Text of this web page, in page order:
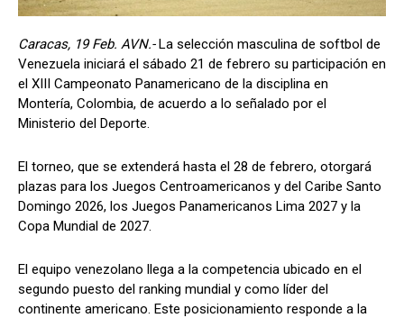
Caracas, 19 Feb. AVN.-La selección masculina de softbol de
Venezuela iniciará el sábado 21 de febrero su participación en
el XIII Campeonato Panamericano de la disciplina en
Montería, Colombia, de acuerdo a lo señalado por el
Ministerio del Deporte.
El torneo, que se extenderá hasta el 28 de febrero, otorgará
plazas para los Juegos Centroamericanos y del Caribe Santo
Domingo 2026, los Juegos Panamericanos Lima 2027 y la
Copa Mundial de 2027.
El equipo venezolano llega a la competencia ubicado en el
segundo puesto del ranking mundial y como líder del
continente americano. Este posicionamiento responde a la